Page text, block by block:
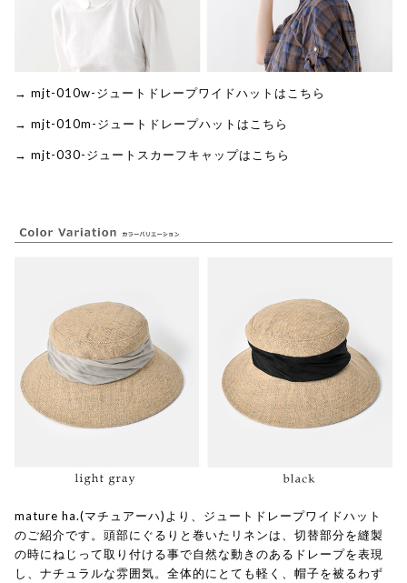
→ mjt-010w-ジュートドレープワイドハットはこちら
→ mjt-010m-ジュートドレープハットはこちら
→ mjt-030-ジュートスカーフキャップはこちら
mature ha.(マチュアーハ)より、ジュートドレープワイドハット
のご紹介です。頭部にぐるりと巻いたリネンは、切替部分を縫製
の時にねじって取り付ける事で自然な動きのあるドレープを表現
し、ナチュラルな雰囲気。全体的にとても軽く、帽子を被るわず